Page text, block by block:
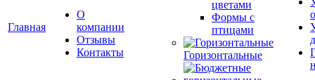
Главная
О
компании
Отзывы
Контакты
цветами
Формы с
птицами
Горизонтальные